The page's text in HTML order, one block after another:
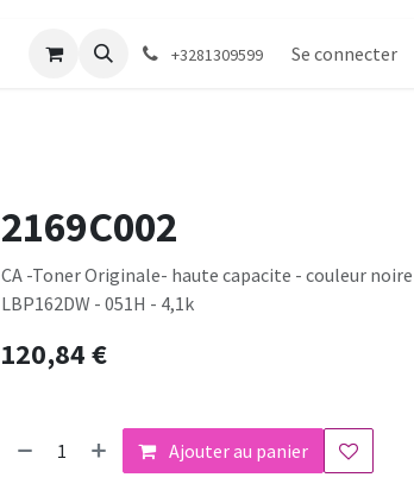
+3281309599 Se connecter
2169C002
CA -Toner Originale- haute capacite - couleur
LBP162DW - 051H - 4,1k
120,84€
Ajouter au panier